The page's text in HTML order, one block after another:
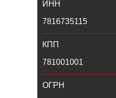
7816735115
781001001
ОГРН
ИНН
КПП